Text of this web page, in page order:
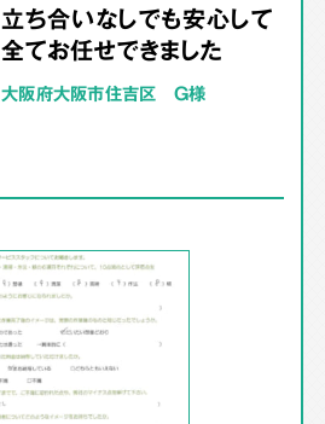
立ち合いなしでも安心して
全てお任せできました
大阪府大阪市住吉区 G様